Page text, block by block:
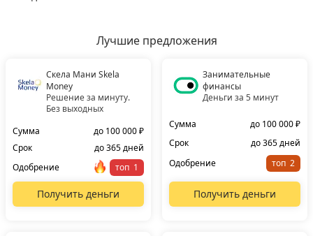
Лучшие предложения
Скела Мани Skela
Money
Решение за минуту.
Без выходных
Сумма
до 100 000 ₽
Срок
до 365 дней
Одобрение
топ
Получить деньги
Занимательные
финансы
Деньги за 5 минут
Сумма
до 100 000 ₽
Срок
до 365 дней
Одобрение
топ
Получить деньги